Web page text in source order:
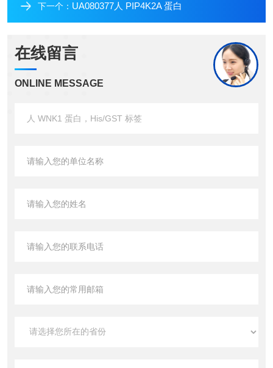
下一个： UA080377人 PIP4K2A 蛋白
在线留言
ONLINE MESSAGE